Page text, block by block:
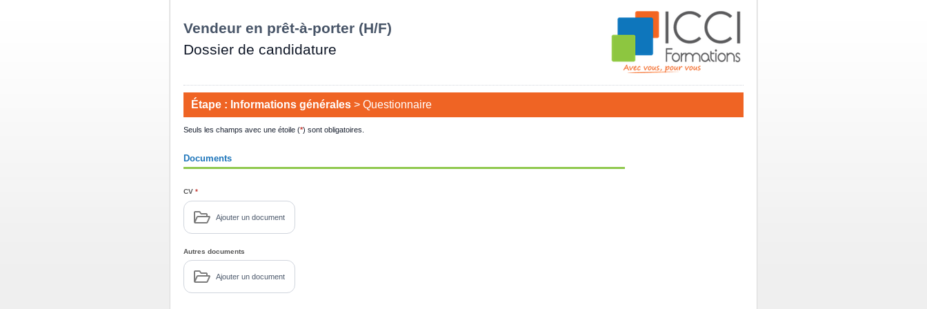
Vendeur en prêt-à-porter (H/F)
Dossier de candidature
Étape : Informations générales > Questionnaire
Seuls les champs avec une étoile (*) sont obligatoires.
Documents
CV*
Ajouter un document
Autres documents
Ajouter un document